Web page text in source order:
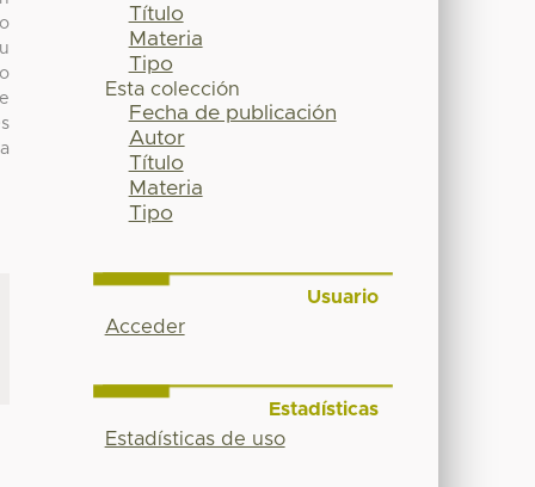
Título
Materia
Tipo
Esta colección
Fecha de publicación
Autor
Título
Materia
Tipo
Usuario
Acceder
Estadísticas
Estadísticas de uso